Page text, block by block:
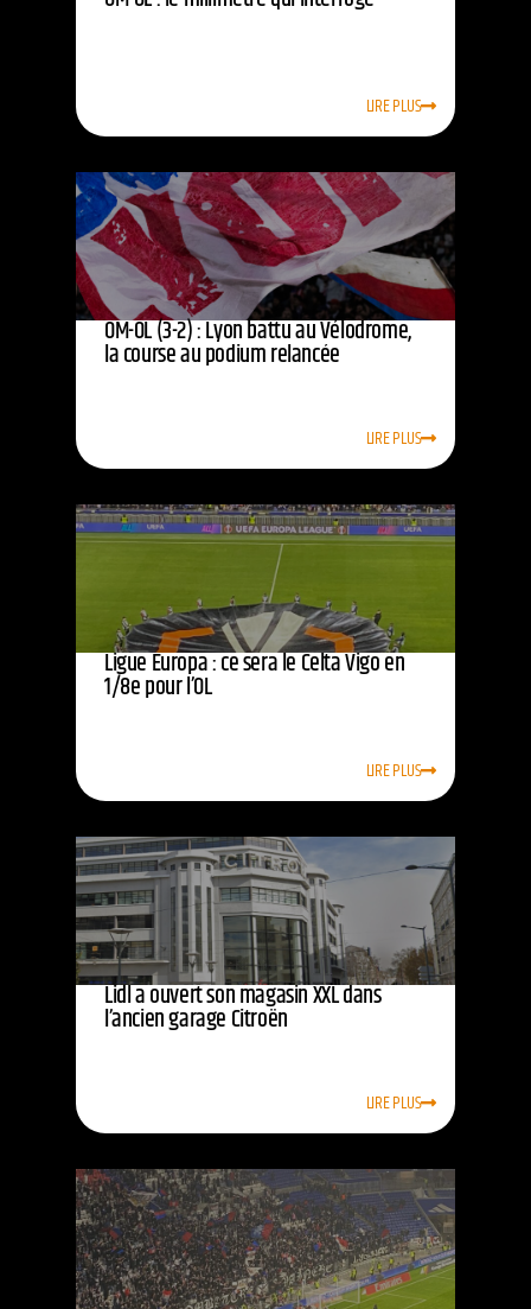
LIRE PLUS
OM-OL (3-2) : Lyon battu au Vélodrome,
la course au podium relancée
LIRE PLUS
Ligue Europa : ce sera le Celta Vigo en
1/8e pour l’OL
LIRE PLUS
Lidl a ouvert son magasin XXL dans
l’ancien garage Citroën
LIRE PLUS